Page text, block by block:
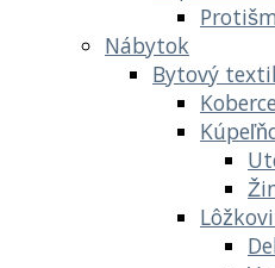
Nábytok
Bytový textil